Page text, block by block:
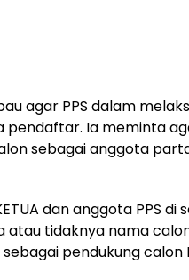
agar PPS dalam
Ia meminta
sebagai anggota
dan anggota PPS
atau tidaknya nama
pendukung calon